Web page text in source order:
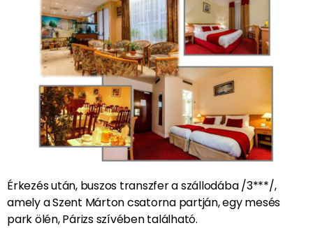
Érkezés után, buszos transzfer a szállodába /3***/,
amely a Szent Márton csatorna partján, egy mesés
park ölén, Párizs szívében található.